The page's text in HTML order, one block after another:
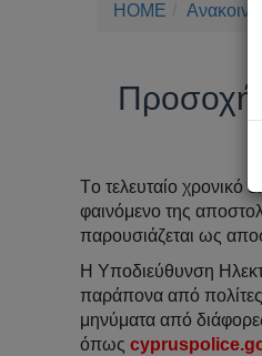
HOME
Προσοχή!
Tο τελευταίο χρονικό
φαινόμενο της
παρουσιάζεται ως
Η Υποδιεύθυνση
παράπονα από πολίτες
μηνύματα από
όπως